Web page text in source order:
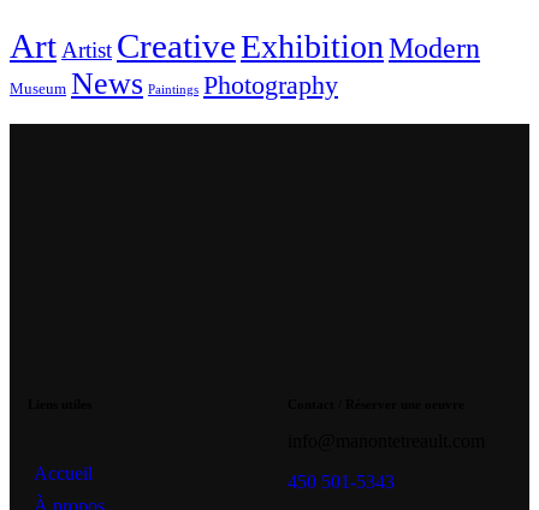
Art Artist CreativeExhibition Modern
Museum News Paintings Photography
Accueil
450 501-5343